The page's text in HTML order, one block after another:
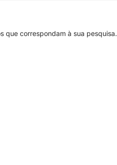
que correspondam à sua pesquisa.